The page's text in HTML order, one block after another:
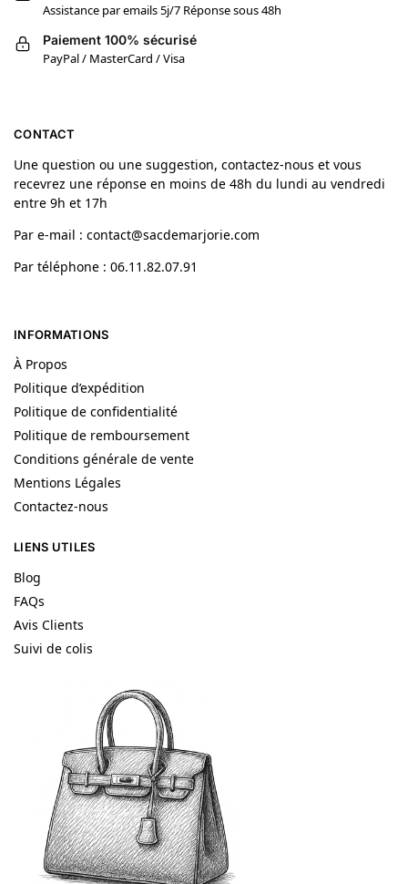
Assistance par emails 5j/7 Réponse sous 48h
Paiement 100% sécurisé
PayPal / MasterCard / Visa
CONTACT
Une question ou une suggestion, contactez-nous et vous
recevrez une réponse en moins de 48h du lundi au vendredi
entre 9h et 17h
Par e-mail : contact@sacdemarjorie.com
Par téléphone : 06.11.82.07.91
INFORMATIONS
À Propos
Politique d’expédition
Politique de confidentialité
Politique de remboursement
Conditions générale de vente
Mentions Légales
Contactez-nous
LIENS UTILES
Blog
FAQs
Avis Clients
Suivi de colis